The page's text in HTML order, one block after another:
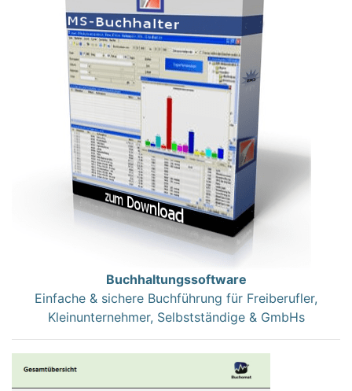
Buchhaltungssoftware
Einfache & sichere Buchführung für Freiberufler,
Kleinunternehmer, Selbstständige & GmbHs